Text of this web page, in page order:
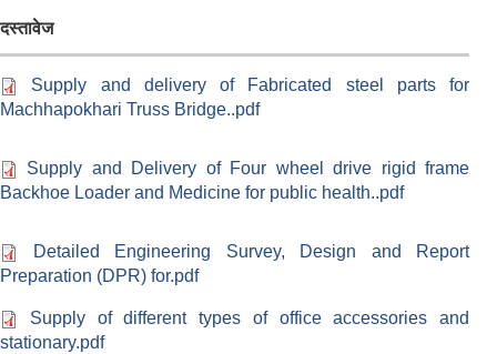
दस्तावेज
Supply and delivery of Fabricated steel parts for
Machhapokhari Truss Bridge..pdf
Supply and Delivery of Four wheel drive rigid frame
Backhoe Loader and Medicine for public health..pdf
Detailed Engineering Survey, Design and Report
Preparation (DPR) for.pdf
Supply of different types of office accessories and
stationary.pdf